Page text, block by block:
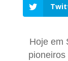
Hoje em